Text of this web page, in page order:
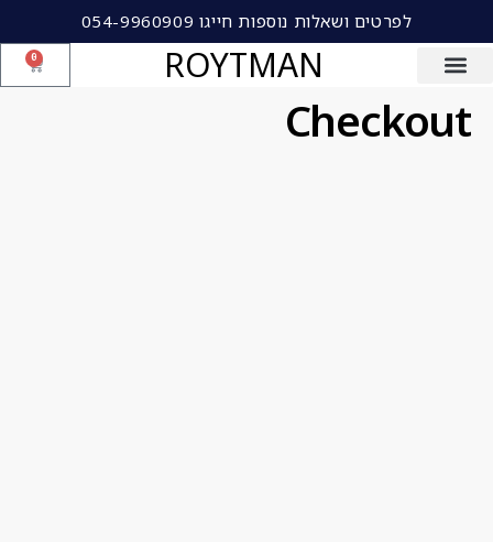
לפרטים ושאלות נוספות חייגו 054-9960909
ROYTMAN
0
Checkout